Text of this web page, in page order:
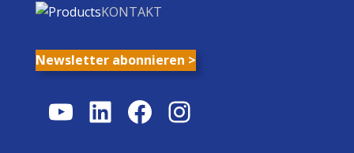
KONTAKT
Newsletter abonnieren >
YouTube
LinkedIn
Facebook
Instagram